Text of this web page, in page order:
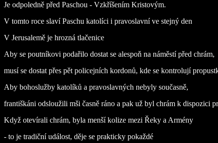
Je odpoledně před Paschou - Vzkříšením Kristovým.
V tomto roce slaví Paschu katolíci i pravoslavní ve stejný den
V Jerusalemě je hrozná tlačenice
Aby se poutníkovi podařilo dostat se alespoň na náměstí před chrám,
musí se dostat přes pět policejních kordonů, kde se kontrolují
Aby bohoslužby katolíků a pravoslavných nebyly současně,
františkáni odsloužili mši časně ráno a pak už byl chrám k dispozici
Když otevírali chrám, byla menší kolize mezi Řeky a Armény
- to je tradiční událost, děje se prakticky pokaždé